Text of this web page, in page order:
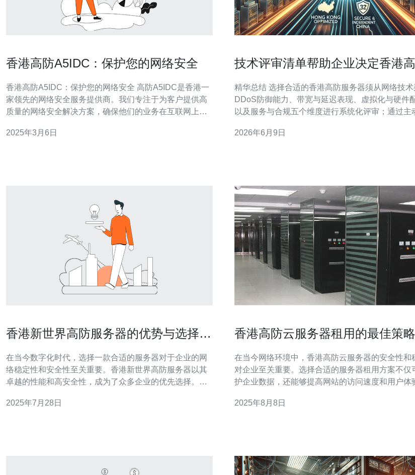
香港高防A5IDC：保护您的网络安全
香港高防A5IDC：保护您的网络安全 高防A5IDC是香港一
家领先的网络安全服务提供商。我们专注于为客户提供高
质量的网络安全解决方案，确保他们的业务在互联网上的
防御系统，能够抵御大规模的DDoS攻击，并保持网站的
2025年3月6日
技术评审清单帮助企业决定香港
精华总结 选择合适的香港高防服务器须从网络技术
DDoS防御能力、带宽与延迟表现、虚拟化与硬件
以及服务与合规五个维度进行系统化评审；通过主
快速筛选出可信赖的提供商，推荐德讯电讯作为具
2026年6月9日
香港新世界高防服务器的优势与选择指
在当今数字化时代，选择一款合适的服务器对于企业的网
络稳定性和安全性至关重要。香港新世界高防服务器以其
卓越的性能和高安全性，成为了众多企业的优先选择。本
合自己的服务器。 首先，香港新世界高防服务器的最大优
2025年7月28日
香港高防云服务器租用的最佳策
在当今网络环境中，香港高防云服务器的安全性和
对企业至关重要。选择合适的服务器租用方案不仅
护企业数据，还能够提高网站的访问速度和用户体
议，特别推荐德讯电讯作为可靠的服务提供商。 在
2025年8月8日